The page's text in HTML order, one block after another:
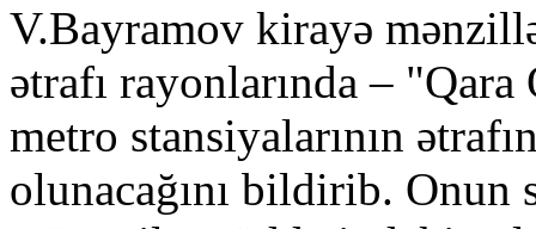
V.Bayramov kirayə
ətrafı rayonlarında –
metro stansiyalarının
olunacağını bildirib.